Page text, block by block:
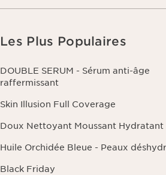
Les Plus Populaires
DOUBLE SERUM - Sérum anti-âge
raffermissant
Skin Illusion Full Coverage
Doux Nettoyant Moussant Hydratant
Huile Orchidée Bleue - Peaux
Black Friday